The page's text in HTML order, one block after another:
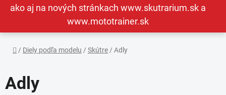
ako aj na nových stránkach www.skutrarium.sk a
www.mototrainer.sk
Domov
/ Diely podľa modelu / Skútre / Adly
Adly